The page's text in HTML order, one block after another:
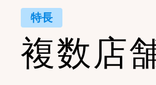
特長
複数店